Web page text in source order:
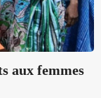
aux femmes